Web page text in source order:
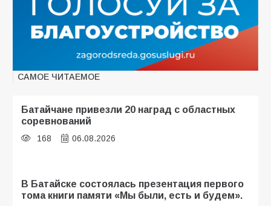
САМОЕ ЧИТАЕМОЕ
Батайчане привезли 20 наград с областных
соревнований
168 06.08.2026
В Батайске состоялась презентация первого
тома книги памяти «Мы были, есть и будем».